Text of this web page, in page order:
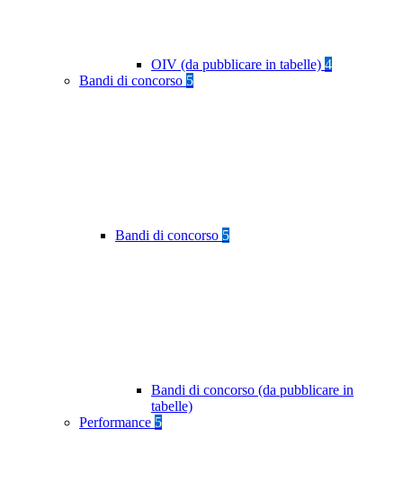
OIV (da pubblicare in tabelle) 4
Bandi di concorso 5
Bandi di concorso 5
Bandi di concorso (da pubblicare in
tabelle)
Performance 5